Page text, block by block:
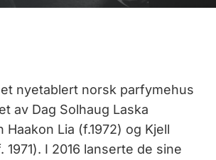
nyetablert norsk parfymehus
av Dag Solhaug Laska
Haakon Lia (f.1972) og Kjell
1971). I 2016 lanserte de sine